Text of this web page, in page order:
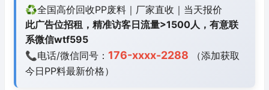
♻️全国高价回收PP废料｜厂家直收｜当天报价
此广告位招租，精准访客日流量>1500人，有意联
系微信wtf595
📞电话/微信同号： 176-xxxx-2288 （添加获取
今日PP料最新价格）